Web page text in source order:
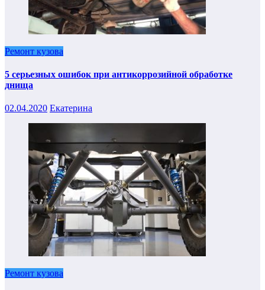
Ремонт кузова
5 серьезных ошибок при антикоррозийной обработке
днища
02.04.2020 Екатерина
Ремонт кузова